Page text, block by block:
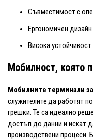
Съвместимост с
Ергономичен
Висока устойчивост
Мобилност, която
Мобилните терминали
служителите да работят
грешки. Те са идеално
достъп до данни и искат
производствени процеси.